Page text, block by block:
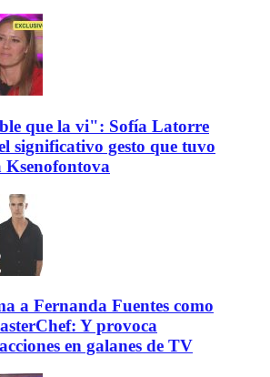
que la vi": Sofía Latorre
significativo gesto que tuvo
a Fernanda Fuentes como
Y provoca
en galanes de TV